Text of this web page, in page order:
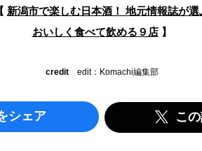
【 新潟市で楽しむ日本酒！ 地元情報誌が選
おいしく食べて飲める９店】
creditedit：Komachi編集部
シェア こ